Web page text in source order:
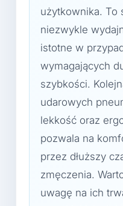
użytkownika. To
niezwykle
istotne w
wymagających
szybkości.
udarowych
lekkość oraz
pozwala na
przez dłuższy
zmęczenia.
uwagę na ich